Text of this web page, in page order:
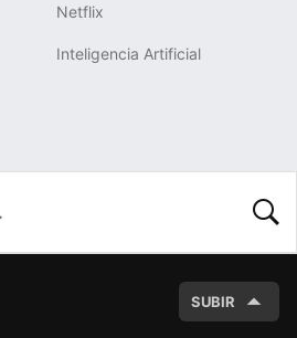
Netflix
Inteligencia Artificial
SUBIR